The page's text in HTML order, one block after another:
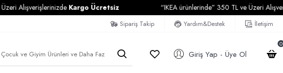
Kargo Ücretsiz “IKEA ürünlerinde” 350 TL ve Üzeri
Sipariş Takip Yardım&Destek İletişim
Giriş Yap - Üye Ol
0